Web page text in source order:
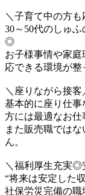
＼子育て中の方も
30～50代のしゅ
◎
お子様事情や家
応できる環境が整
＼座りながら接客
基本的に座り仕
方には最適なお仕
また販売職では
ん。
＼福利厚生充実◎
“将来は安定した
社保労災完備の職